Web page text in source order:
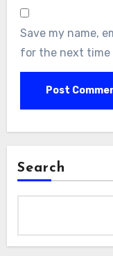
Save my name,
for the next time
Search